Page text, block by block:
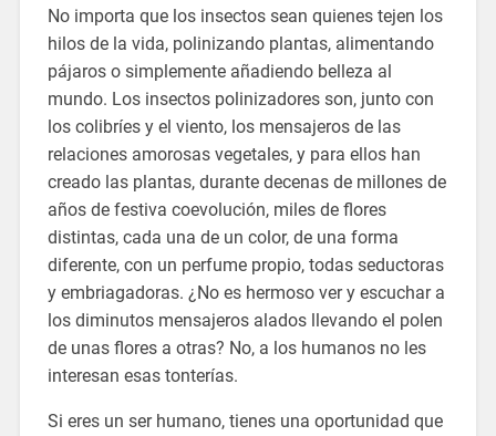
No importa que los insectos sean quienes tejen los
hilos de la vida, polinizando plantas, alimentando
pájaros o simplemente añadiendo belleza al
mundo. Los insectos polinizadores son, junto con
los colibríes y el viento, los mensajeros de las
relaciones amorosas vegetales, y para ellos han
creado las plantas, durante decenas de millones de
años de festiva coevolución, miles de flores
distintas, cada una de un color, de una forma
diferente, con un perfume propio, todas seductoras
y embriagadoras. ¿No es hermoso ver y escuchar a
los diminutos mensajeros alados llevando el polen
de unas flores a otras? No, a los humanos no les
interesan esas tonterías.
Si eres un ser humano, tienes una oportunidad que